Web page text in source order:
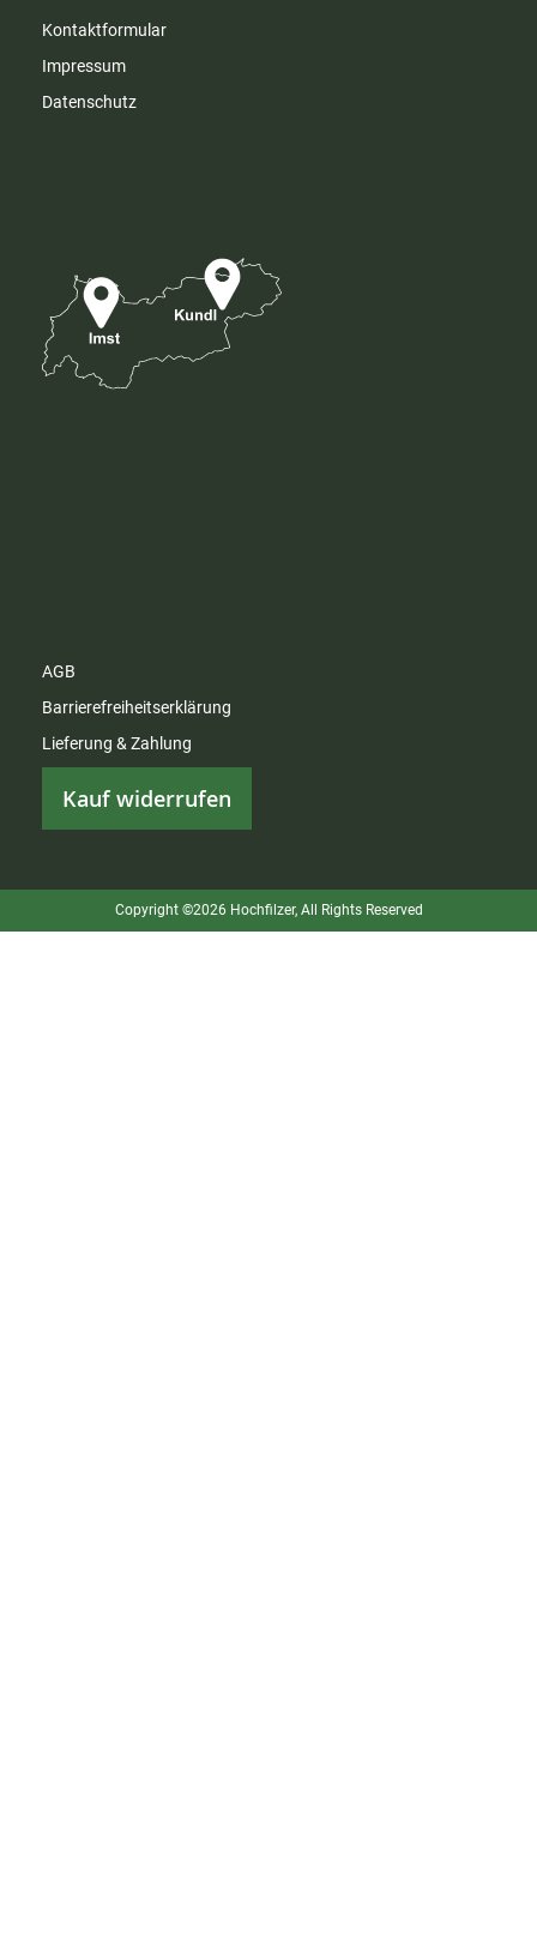
Kontaktformular
Impressum
Datenschutz
AGB
Barrierefreiheitserklärung
Lieferung & Zahlung
Kauf widerrufen
Copyright ©2026 Hochfilzer, All Rights Reserved